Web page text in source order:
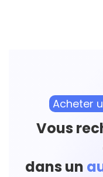
Acheter
Vous
dans un